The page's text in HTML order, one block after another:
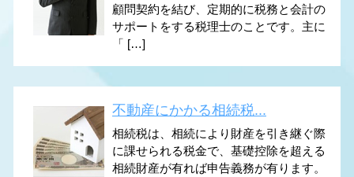
顧問契約を結び、定期的に税務と会計の
サポートをする税理士のことです。主に
「 […]
不動産にかかる相続税...
相続税は、相続により財産を引き継ぐ際
に課せられる税金で、基礎控除を超える
相続財産が有れば申告義務が有ります。